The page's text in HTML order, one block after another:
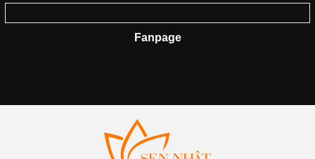
Fanpage